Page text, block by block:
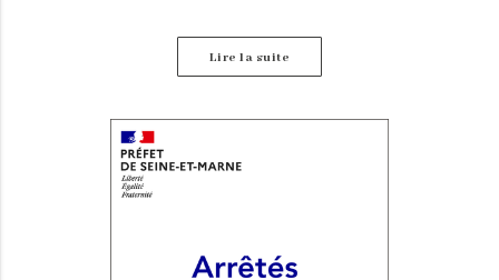
Lire la suite